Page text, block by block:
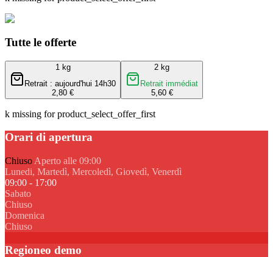
Tutte le offerte
1 kg
Retrait : aujourd'hui 14h30
2,80 €
2 kg
Retrait immédiat
5,60 €
k missing for product_select_offer_first
Orari di apertura
Chiuso Aperto alle 09:00
Lunedi, Martedì, Mercoledì, Giovedì, Venerdì
09:00 - 17:00
Sabato
Chiuso
Domenica
Chiuso
Regioneo demo